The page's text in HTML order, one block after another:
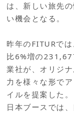
は、新しい旅先
い機会となる。
昨年のFITURで
比6%増の
業社が、オリジ
力を様々な形で
イルを提案した。
日本ブースでは